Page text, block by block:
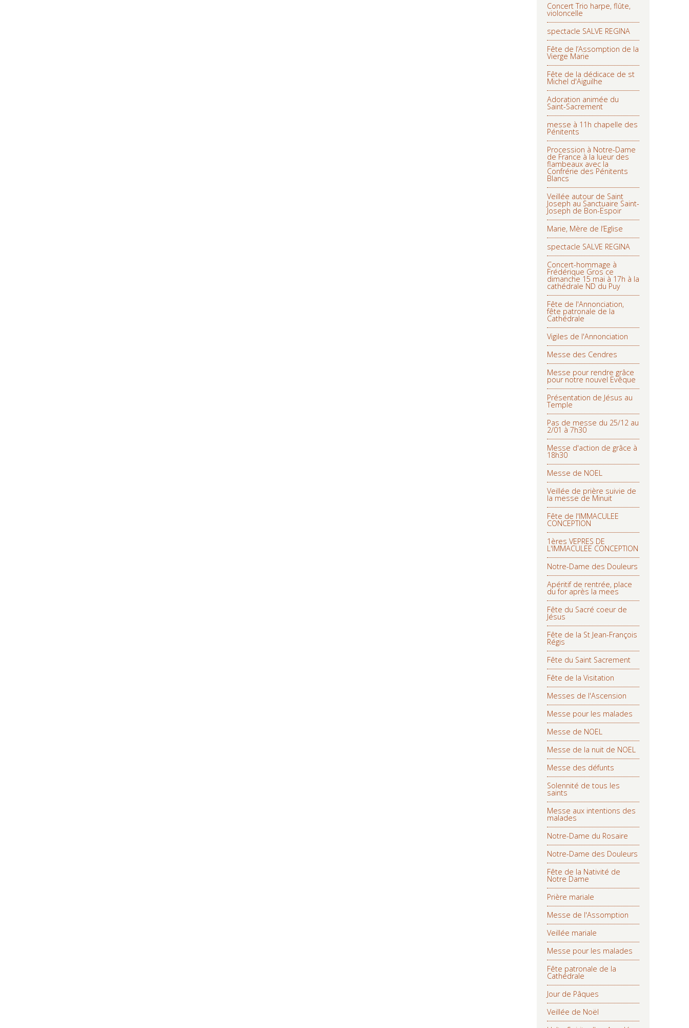
Concert Trio harpe, flûte,
violoncelle
spectacle SALVE REGINA
Fête de l’Assomption de la
Vierge Marie
Fête de la dédicace de st
Michel d'Aiguilhe
Adoration animée du
Saint-Sacrement
messe à 11h chapelle des
Pénitents
Procession à Notre-Dame
de France à la lueur des
flambeaux avec la
Confrérie des Pénitents
Blancs
Veillée autour de Saint
Joseph au Sanctuaire Saint-
Joseph de Bon-Espoir
Marie, Mère de l’Eglise
spectacle SALVE REGINA
Concert-hommage à
Frédérique Gros ce
dimanche 15 mai à 17h à la
cathédrale ND du Puy
Fête de l'Annonciation,
fête patronale de la
Cathédrale
Vigiles de l'Annonciation
Messe des Cendres
Messe pour rendre grâce
pour notre nouvel Evêque
Présentation de Jésus au
Temple
Pas de messe du 25/12 au
2/01 à 7h30
Messe d'action de grâce à
18h30
Messe de NOEL
Veillée de prière suivie de
la messe de Minuit
Fête de l'IMMACULEE
CONCEPTION
1ères VEPRES DE
L'IMMACULEE CONCEPTION
Notre-Dame des Douleurs
Apéritif de rentrée, place
du for après la mees
Fête du Sacré coeur de
Jésus
Fête de la St Jean-François
Régis
Fête du Saint Sacrement
Fête de la Visitation
Messes de l'Ascension
Messe pour les malades
Messe de NOEL
Messe de la nuit de NOEL
Messe des défunts
Solennité de tous les
saints
Messe aux intentions des
malades
Notre-Dame du Rosaire
Notre-Dame des Douleurs
Fête de la Nativité de
Notre Dame
Prière mariale
Messe de l'Assomption
Veillée mariale
Messe pour les malades
Fête patronale de la
Cathédrale
Jour de Pâques
Veillée de Noël